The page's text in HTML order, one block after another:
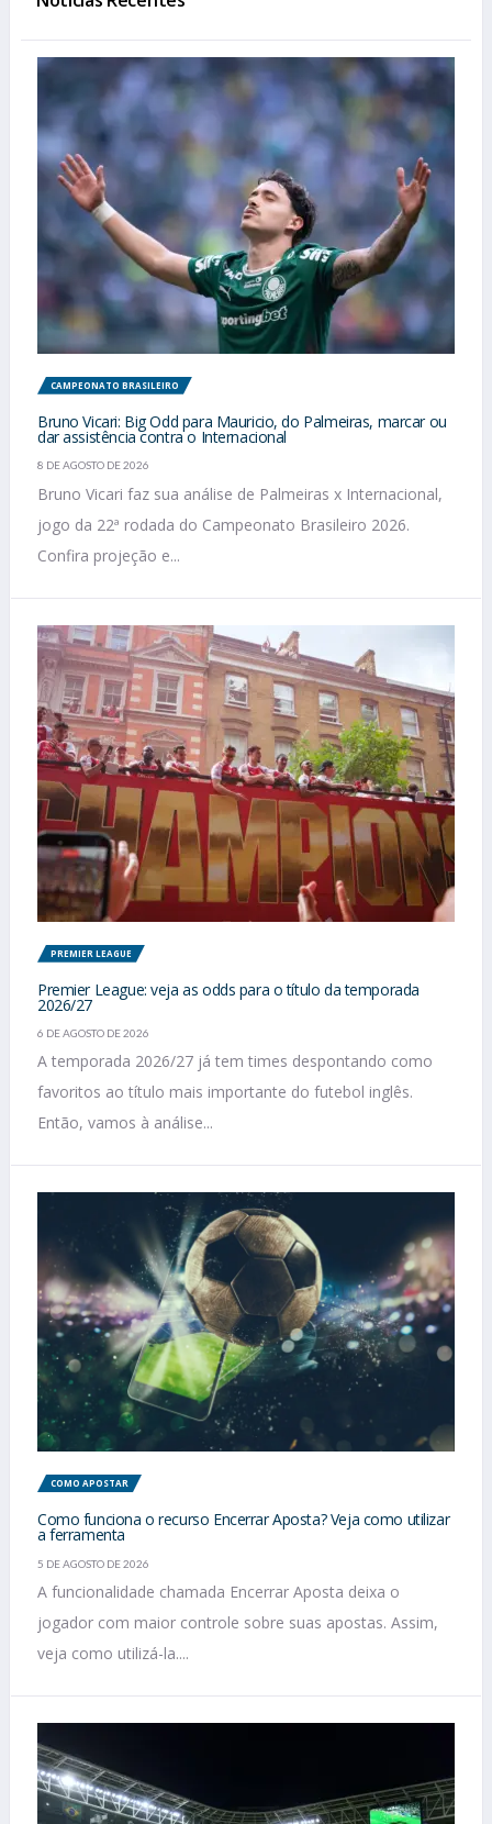
CAMPEONATO BRASILEIRO
Bruno Vicari: Big Odd para Mauricio, do Palmeiras, marcar ou
dar assistência contra o Internacional
8 DE AGOSTO DE 2026
Bruno Vicari faz sua análise de Palmeiras x Internacional,
jogo da 22ª rodada do Campeonato Brasileiro 2026.
Confira projeção e...
PREMIER LEAGUE
Premier League: veja as odds para o título da temporada
2026/27
6 DE AGOSTO DE 2026
A temporada 2026/27 já tem times despontando como
favoritos ao título mais importante do futebol inglês.
Então, vamos à análise...
COMO APOSTAR
Como funciona o recurso Encerrar Aposta? Veja como utilizar
a ferramenta
5 DE AGOSTO DE 2026
A funcionalidade chamada Encerrar Aposta deixa o
jogador com maior controle sobre suas apostas. Assim,
veja como utilizá-la....